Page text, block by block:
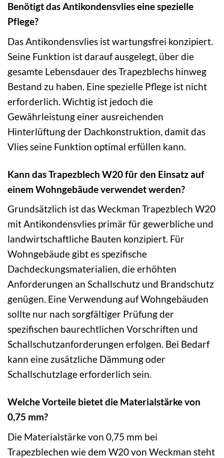
Benötigt das Antikondensvlies eine spezielle
Pflege?
Das Antikondensvlies ist wartungsfrei konzipiert.
Seine Funktion ist darauf ausgelegt, über die
gesamte Lebensdauer des Trapezblechs hinweg
Bestand zu haben. Eine spezielle Pflege ist nicht
erforderlich. Wichtig ist jedoch die
Gewährleistung einer ausreichenden
Hinterlüftung der Dachkonstruktion, damit das
Vlies seine Funktion optimal erfüllen kann.
Kann das Trapezblech W20 für den Einsatz auf
einem Wohngebäude verwendet werden?
Grundsätzlich ist das Weckman Trapezblech W20
mit Antikondensvlies primär für gewerbliche und
landwirtschaftliche Bauten konzipiert. Für
Wohngebäude gibt es spezifische
Dachdeckungsmaterialien, die erhöhten
Anforderungen an Schallschutz und Brandschutz
genügen. Eine Verwendung auf Wohngebäuden
sollte nur nach sorgfältiger Prüfung der
spezifischen baurechtlichen Vorschriften und
Schallschutzanforderungen erfolgen. Bei Bedarf
kann eine zusätzliche Dämmung oder
Schallschutzlage erforderlich sein.
Welche Vorteile bietet die Materialstärke von
0,75 mm?
Die Materialstärke von 0,75 mm bei
Trapezblechen wie dem W20 von Weckman steht